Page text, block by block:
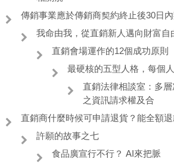
傳銷事業應於傳銷商契約終止後30日
我命由我，從直銷新人邁向財富自
直銷會場運作的12個成功原則
最硬核的五型人格，每個
直銷法律相談室：多
之資訊請求權及合
直銷商什麼時候可申請退貨？能全額退
許願的故事之七
食品廣宣行不行？ AI來把脈